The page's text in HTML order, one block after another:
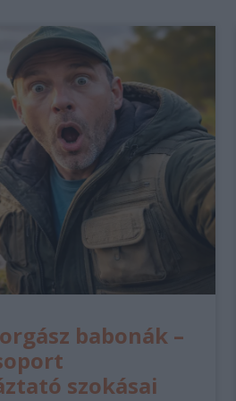
babonák –
szokásai